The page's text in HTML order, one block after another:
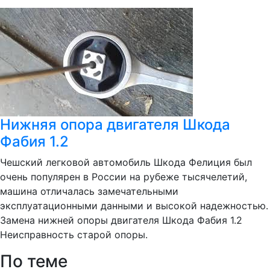
Нижняя опора двигателя Шкода
Фабия 1.2
Чешский легковой автомобиль Шкода Фелиция был
очень популярен в России на рубеже тысячелетий,
машина отличалась замечательными
эксплуатационными данными и высокой надежностью.
Замена нижней опоры двигателя Шкода Фабия 1.2
Неисправность старой опоры.
По теме